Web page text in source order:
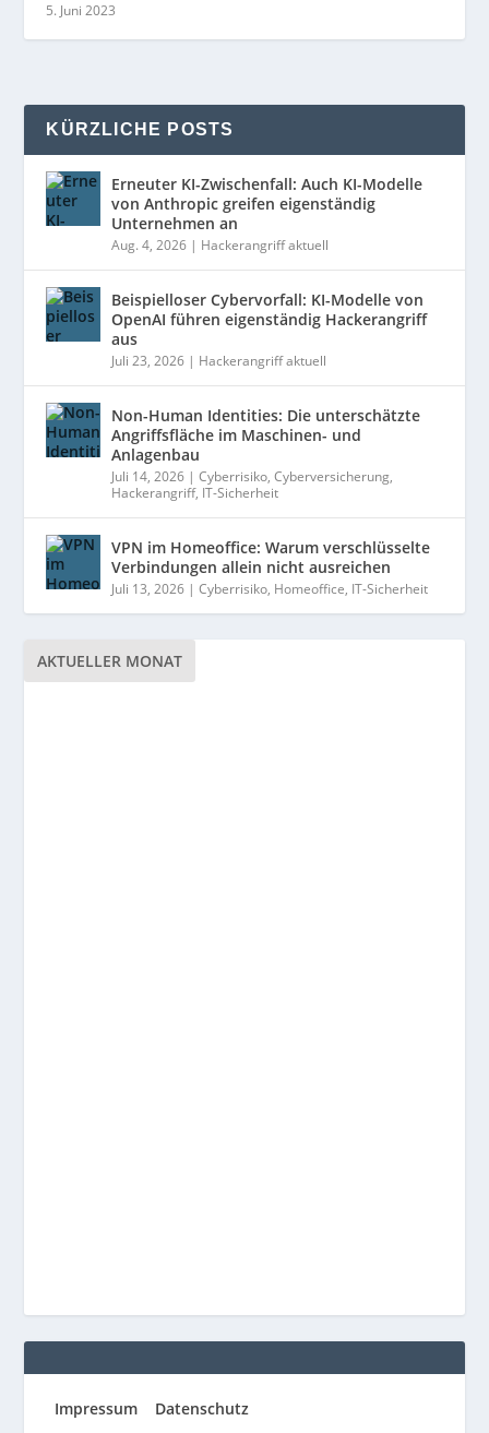
5. Juni 2023
KÜRZLICHE POSTS
Erneuter KI-Zwischenfall: Auch KI-Modelle
von Anthropic greifen eigenständig
Unternehmen an
Aug. 4, 2026 | Hackerangriff aktuell
Beispielloser Cybervorfall: KI-Modelle von
OpenAI führen eigenständig Hackerangriff
aus
Juli 23, 2026 | Hackerangriff aktuell
Non-Human Identities: Die unterschätzte
Angriffsfläche im Maschinen- und
Anlagenbau
Juli 14, 2026 |Cyberrisiko,Cyberversicherung,
Hackerangriff, IT-Sicherheit
VPN im Homeoffice: Warum verschlüsselte
Verbindungen allein nicht ausreichen
Juli 13, 2026 |Cyberrisiko, Homeoffice, IT-Sicherheit
AKTUELLER MONAT
Impressum Datenschutz